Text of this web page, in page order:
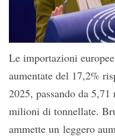
Le importazioni
aumentate del 17,2%
2025, passando da
milioni di tonnellate.
ammette un leggero